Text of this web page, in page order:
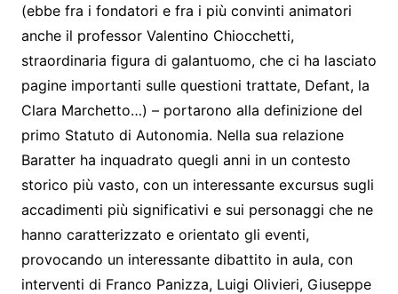
(ebbe fra i fondatori e fra i più convinti animatori
anche il professor Valentino Chiocchetti,
straordinaria figura di galantuomo, che ci ha lasciato
pagine importanti sulle questioni trattate, Defant, la
Clara Marchetto…) – portarono alla definizione del
primo Statuto di Autonomia. Nella sua relazione
Baratter ha inquadrato quegli anni in un contesto
storico più vasto, con un interessante excursus sugli
accadimenti più significativi e sui personaggi che ne
hanno caratterizzato e orientato gli eventi,
provocando un interessante dibattito in aula, con
interventi di Franco Panizza, Luigi Olivieri, Giuseppe